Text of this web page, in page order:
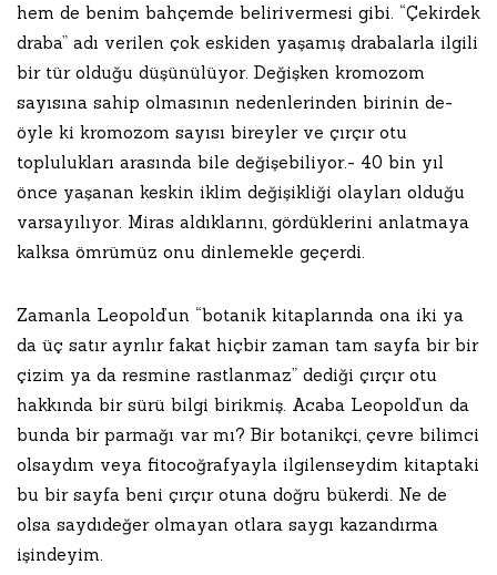
hem de benim bahçemde belirivermesi gibi. “Çekirdek
draba” adı verilen çok eskiden yaşamış drabalarla ilgili
bir tür olduğu düşünülüyor. Değişken kromozom
sayısına sahip olmasının nedenlerinden birinin de-
öyle ki kromozom sayısı bireyler ve çırçır otu
toplulukları arasında bile değişebiliyor.- 40 bin yıl
önce yaşanan keskin iklim değişikliği olayları olduğu
varsayılıyor. Miras aldıklarını, gördüklerini anlatmaya
kalksa ömrümüz onu dinlemekle geçerdi.
Zamanla Leopold’un “botanik kitaplarında ona iki ya
da üç satır ayrılır fakat hiçbir zaman tam sayfa bir bir
çizim ya da resmine rastlanmaz” dediği çırçır otu
hakkında bir sürü bilgi birikmiş. Acaba Leopold’un da
bunda bir parmağı var mı? Bir botanikçi, çevre bilimci
olsaydım veya fitocoğrafyayla ilgilenseydim kitaptaki
bu bir sayfa beni çırçır otuna doğru bükerdi. Ne de
olsa saydıdeğer olmayan otlara saygı kazandırma
işindeyim.